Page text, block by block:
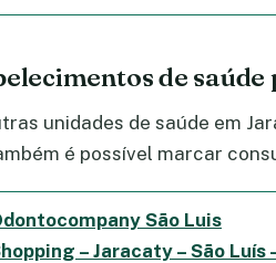
de
unidades de saúde em
é possível marcar
São Luis
– Jaracaty – São Luís